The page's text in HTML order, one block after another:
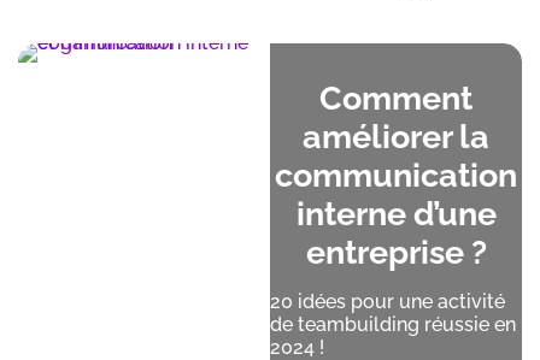
Comment
améliorer la
communication
interne d’une
entreprise ?
20 idées pour une activité
de teambuilding réussie en
2024 !